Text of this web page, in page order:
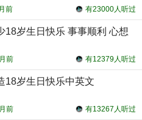
有23000人听过
前
18岁生日快乐 事事顺利 心想
有12379人听过
前
18岁生日快乐中英文
有13267人听过
前